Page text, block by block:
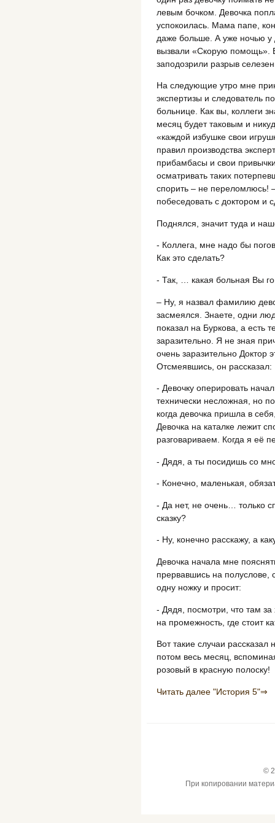
левым бочком. Девочка
успокоилась. Мама папе,
даже больше. А уже ночью у
вызвали «Скорую помощь».
заподозрили разрыв
На следующие утро мне
экспертизы и следователь
больнице. Как вы, коллеги
месяц будет таковым и
«каждой избушке свои
правил производства
прибамбасы и свои
осматривать таких
спорить – не переломлюсь!
побеседовать с доктором и
Поднялся, значит туда и
- Коллега, мне надо бы
Как это сделать?
- Так, … какая больная Вы
– Ну, я назвал фамилию
засмеялся. Знаете, одни
показал на Буркова, а есть
заразительно. Я не зная
очень заразительно Доктор
Отсмеявшись, он рассказал:
- Девочку оперировать
технически несложная, но
когда девочка пришла в
Девочка на каталке лежит
разговариваем. Когда я её
- Дядя, а ты посидишь со
- Конечно, маленькая,
- Да нет, не очень… только
сказку?
- Ну, конечно расскажу, а
Девочка начала мне
прервавшись на полуслове,
одну ножку и просит:
- Дядя, посмотри, что там
на промежность, где стоит
Вот такие случаи
потом весь месяц,
розовый в красную полоску!
Читать далее "История 5"⇒
©
При копировании